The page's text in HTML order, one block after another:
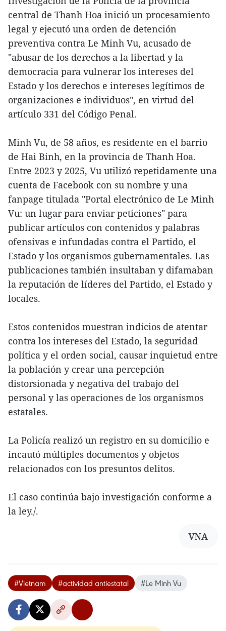
central de Thanh Hoa inició un procesamiento
legal y ejecutó una orden de detención
preventiva contra Le Minh Vu, acusado de
"abusar de los derechos a la libertad y la
democracia para vulnerar los intereses del
Estado y los derechos e intereses legítimos de
organizaciones e individuos", en virtud del
artículo 331 del Código Penal.
Minh Vu, de 58 años, es residente en el barrio
de Hai Binh, en la provincia de Thanh Hoa.
Entre 2023 y 2025, Vu utilizó repetidamente una
cuenta de Facebook con su nombre y una
fanpage titulada "Portal electrónico de Le Minh
Vu: un lugar para enviar peticiones" para
publicar artículos con contenidos y palabras
ofensivas e infundadas contra el Partido, el
Estado y los organismos gubernamentales. Las
publicaciones también insultaban y difamaban
la reputación de líderes del Partido, el Estado y
locales.
Estos contenidos muestran indicios de atentar
contra los intereses del Estado, la seguridad
política y el orden social, causar inquietud entre
la población y crear una percepción
distorsionada y negativa del trabajo del
personal y las operaciones de los organismos
estatales.
La Policía realizó un registro en su domicilio e
incautó múltiples documentos y objetos
relacionados con los presuntos delitos.
El caso continúa bajo investigación conforme a
la ley./.
VNA
#Vietnam #actividad antiestatal #Le Minh Vu